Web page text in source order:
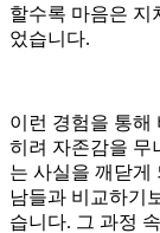
할수록 마음은 지
었습니다.
이런 경험을 통해
히려 자존감을 무
는 사실을 깨닫게
남들과 비교하기
습니다. 그 과정